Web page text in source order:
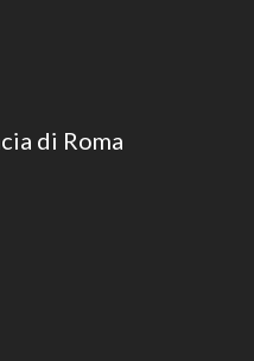
di Roma